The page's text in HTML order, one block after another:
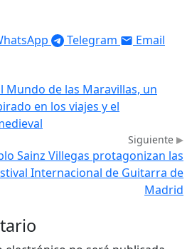
Telegram Email
Mundo de las Maravillas, un
en los viajes y el
Siguiente
Sainz Villegas protagonizan las
Internacional de Guitarra de
Madrid